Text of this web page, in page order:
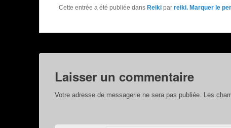
Cette entrée a été publiée dans Reiki par reiki. Marquer le
Laisser un commentaire
Votre adresse de messagerie ne sera pas publiée. Les